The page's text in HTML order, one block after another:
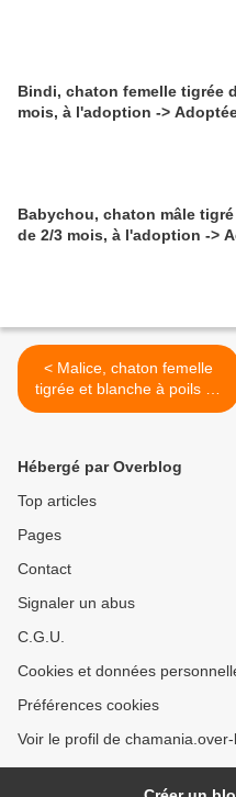
Bindi, chaton femelle tigrée
mois, à l'adoption ->
Babychou, chaton mâle
de 2/3 mois, à l'adoption ->
< Malice, chaton femelle
tigrée et blanche à poils mi
longs, à l'adoption ->
Hébergé par Overblog
Top articles
Pages
Contact
Signaler un abus
C.G.U.
Cookies et données
Préférences cookies
Voir le profil de